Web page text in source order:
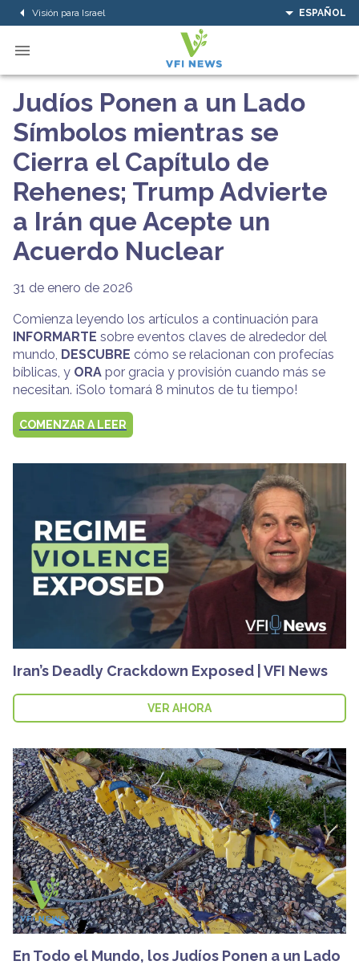
Visión para Israel ESPAÑOL
Judíos Ponen a un Lado
Símbolos mientras se
Cierra el Capítulo de
Rehenes; Trump Advierte
a Irán que Acepte un
Acuerdo Nuclear
31 de enero de 2026
Comienza leyendo los artículos a continuación para
INFORMARTE sobre eventos claves de alrededor del
mundo, DESCUBRE cómo se relacionan con profecías
bíblicas, y ORA por gracia y provisión cuando más se
necesitan. ¡Solo tomará 8 minutos de tu tiempo!
COMENZAR A LEER
Iran’s Deadly Crackdown Exposed | VFI News
VER AHORA
En Todo el Mundo, los Judíos Ponen a un Lado